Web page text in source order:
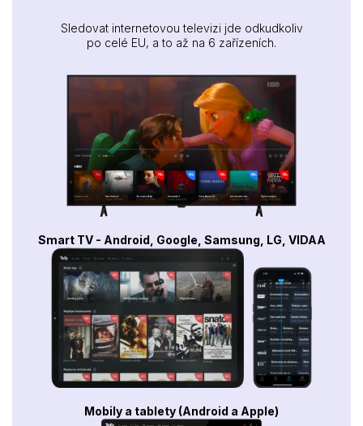
Sledovat internetovou televizi jde odkudkoliv
po celé EU, a to až na 6 zařízeních.
Smart TV - Android, Google, Samsung, LG, VIDAA
Mobily a tablety (Android a Apple)